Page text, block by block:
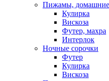
Пижамы,
Кулирка
Вискоза
Футер, махра
Интерлок
Ночные сорочки
Футер
Кулирка
Вискоза